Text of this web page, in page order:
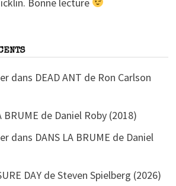
dans DEAD ANT de Ron Carlson
BRUME de Daniel Roby (2018)
dans DANS LA BRUME de Daniel
DAY de Steven Spielberg (2026)